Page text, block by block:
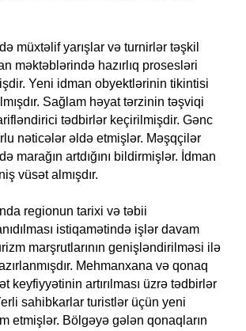
müxtəlif yarışlar və turnirlər təşkil
məktəblərində hazırlıq prosesləri
Yeni idman obyektlərinin tikintisi
Sağlam həyat tərzinin təşviqi
tədbirlər keçirilmişdir. Gənc
nəticələr əldə etmişlər. Məşqçilər
marağın artdığını bildirmişlər. İdman
vüsət almışdır.
regionun tarixi və təbii
istiqamətində işlər davam
marşrutlarının genişləndirilməsi ilə
Mehmanxana və qonaq
keyfiyyətinin artırılması üzrə tədbirlər
sahibkarlar turistlər üçün yeni
etmişlər. Bölgəyə gələn qonaqların